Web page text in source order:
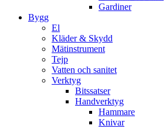
Gardiner
Bygg
El
Kläder & Skydd
Mätinstrument
Tejp
Vatten och sanitet
Verktyg
Bitssatser
Handverktyg
Hammare
Knivar